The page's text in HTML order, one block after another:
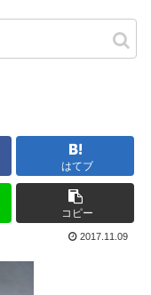
はてブ
コピー
2017.11.09